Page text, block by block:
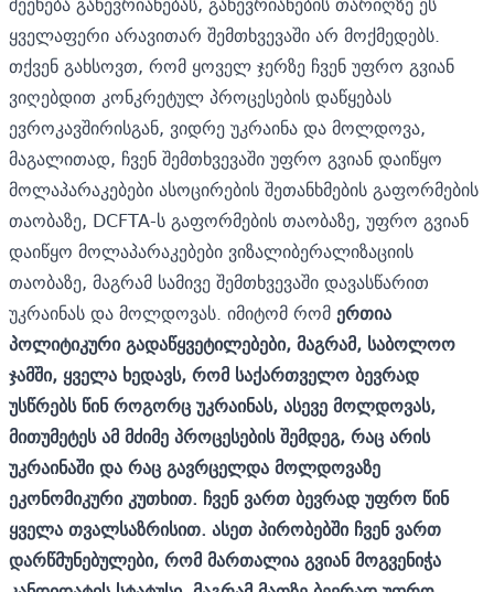
ყველაფერი არავითარ შემთხვევაში არ მოქმედებს.
თქვენ გახსოვთ, რომ ყოველ ჯერზე ჩვენ უფრო გვიან
ვიღებდით კონკრეტულ პროცესების დაწყებას
ევროკავშირისგან, ვიდრე უკრაინა და მოლდოვა,
მაგალითად, ჩვენ შემთხვევაში უფრო გვიან დაიწყო
მოლაპარაკებები ასოცირების შეთანხმების გაფორმების
თაობაზე, DCFTA-ს გაფორმების თაობაზე, უფრო გვიან
დაიწყო მოლაპარაკებები ვიზალიბერალიზაციის
თაობაზე, მაგრამ სამივე შემთხვევაში დავასწარით
უკრაინას და მოლდოვას. იმიტომ რომერთია
პოლიტიკური გადაწყვეტილებები, მაგრამ, საბოლოო
ჯამში, ყველა ხედავს, რომ საქართველო ბევრად
უსწრებს წინ როგორც უკრაინას, ასევე მოლდოვას,
მითუმეტეს ამ მძიმე პროცესების შემდეგ, რაც არის
უკრაინაში და რაც გავრცელდა მოლდოვაზე
ეკონომიკური კუთხით. ჩვენ ვართ ბევრად უფრო წინ
ყველა თვალსაზრისით. ასეთ პირობებში ჩვენ ვართ
დარწმუნებულები, რომ მართალია გვიან მოგვენიჭა